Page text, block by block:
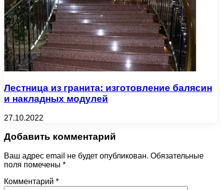
Лестница из гранита: изготовление балясин
и накладных модулей
27.10.2022
Добавить комментарий
Ваш адрес email не будет опубликован. Обязательные
поля помечены *
Комментарий *